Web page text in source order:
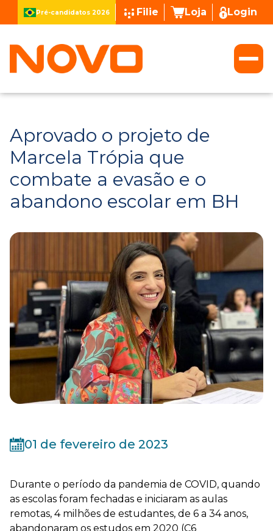
Pré-candidatos 2026 Filie Loja Login
Aprovado o projeto de
Marcela Trópia que
combate a evasão e o
abandono escolar em BH
01 de fevereiro de 2023
Durante o período da pandemia de COVID, quando
as escolas foram fechadas e iniciaram as aulas
remotas, 4 milhões de estudantes, de 6 a 34 anos,
abandonaram os estudos em 2020 (C6